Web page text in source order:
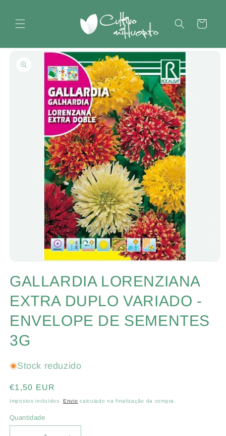
conteúdo
Carrinho
informação
do produto
multimédia
1
em
modal
GALLARDIA LORENZIANA
EXTRA DUPLO VARIADO -
ENVELOPE DE SEMENTES
3G
Stock reduzido
Preço
normal
€1,50 EUR
Impostos incluídos. Envio calculado na finalização da compra.
Quantidade
Quantidade